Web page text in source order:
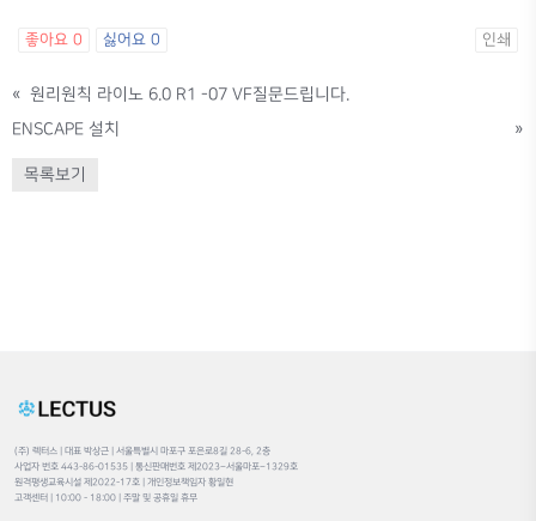
좋아요 0 싫어요 0 인쇄
« 원리원칙 라이노 6.0 R1 -07 VF질문드립니다.
ENSCAPE 설치
»
목록보기